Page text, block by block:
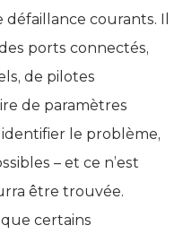
courants. Il
ports connectés,
de pilotes
de paramètres
le problème,
– et ce n’est
être trouvée.
certains